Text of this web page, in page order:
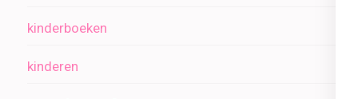
kinderboeken
kinderen